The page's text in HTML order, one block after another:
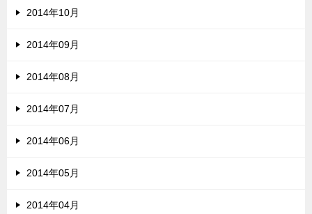
2014年10月
2014年09月
2014年08月
2014年07月
2014年06月
2014年05月
2014年04月